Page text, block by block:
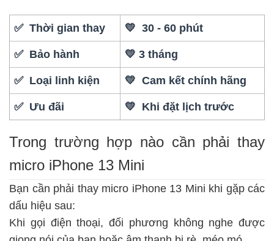
✅ Thời gian thay 💛 30 - 60 phút
✅ Bảo hành 💛 3 tháng
✅ Loại linh kiện 💛 Cam kết chính hãng
✅ Ưu đãi 💛 Khi đặt lịch trước
Trong trường hợp nào cần phải thay
micro iPhone 13 Mini
Bạn cần phải thay micro iPhone 13 Mini khi gặp các
dấu hiệu sau:
Khi gọi điện thoại, đối phương không nghe được